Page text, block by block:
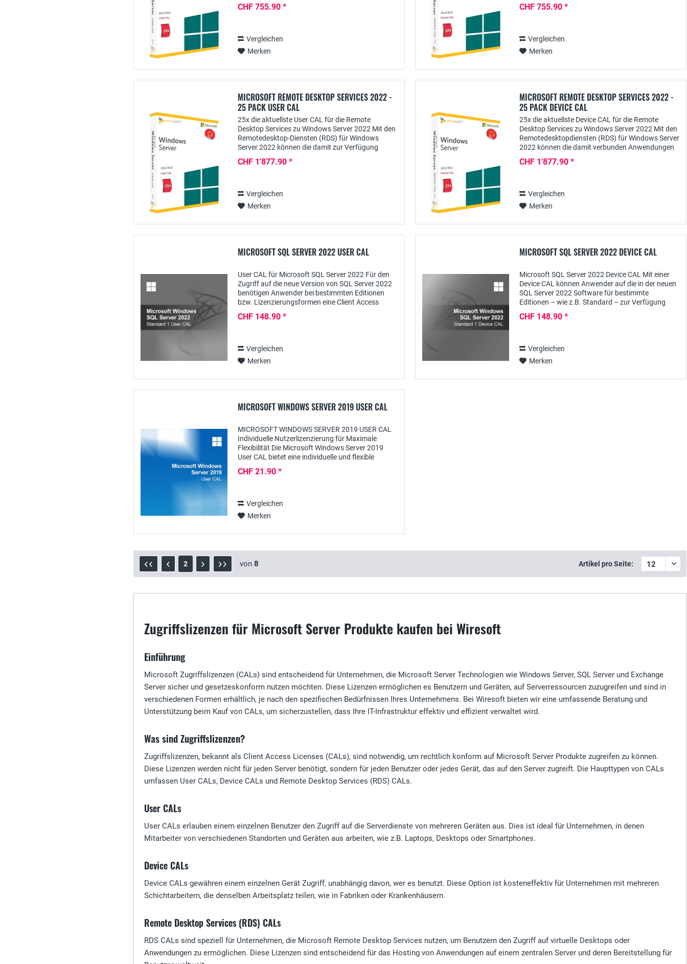
Nutzer...
CHF 755.90 *
Vergleichen
Merken
User...
CHF 755.90 *
Vergleichen
Merken
MICROSOFT REMOTE DESKTOP SERVICES 2022 -
25 PACK USER CAL
25x die aktuellste User CAL für die Remote
Desktop Services zu Windows Server 2022 Mit den
Remotedesktop-Diensten (RDS) für Windows
Server 2022 können die damit zur Verfügung
Nutzer...
CHF 1'877.90 *
Vergleichen
Merken
MICROSOFT REMOTE DESKTOP SERVICES 2022 -
25 PACK DEVICE CAL
25x die aktuellste Device CAL für die Remote
Desktop Services zu Windows Server 2022 Mit den
Remotedesktopdiensten (RDS) für Windows Server
2022 können die damit verbunden Anwendungen
User...
CHF 1'877.90 *
Vergleichen
Merken
MICROSOFT SQL SERVER 2022 USER CAL
User CAL für Microsoft SQL Server 2022 Für den
Zugriff auf die neue Version von SQL Server 2022
benötigen Anwender bei bestimmten Editionen
bzw. Lizenzierungsformen eine Client Access
einer...
CHF 148.90 *
Vergleichen
Merken
MICROSOFT SQL SERVER 2022 DEVICE CAL
Microsoft SQL Server 2022 Device CAL Mit einer
Device CAL können Anwender auf die in der neuen
SQL Server 2022 Software für bestimmte
Editionen – wie z.B. Standard – zur Verfügung
zuverlässigen...
CHF 148.90 *
Vergleichen
Merken
MICROSOFT WINDOWS SERVER 2019 USER CAL
MICROSOFT WINDOWS SERVER 2019 USER CAL
Individuelle Nutzerlizenzierung für Maximale
Flexibilität Die Microsoft Windows Server 2019
User CAL bietet eine individuelle und flexible
Größe. Im...
CHF 21.90 *
Vergleichen
Merken
2 von 8 Artikel pro Seite:
Zugriffslizenzen für Microsoft Server Produkte kaufen bei Wiresoft
Einführung
Microsoft Zugriffslizenzen (CALs) sind entscheidend für Unternehmen, die Microsoft Server Technologien wie Windows Server, SQL Server und Exchange
Server sicher und gesetzeskonform nutzen möchten. Diese Lizenzen ermöglichen es Benutzern und Geräten, auf Serverressourcen zuzugreifen und sind in
verschiedenen Formen erhältlich, je nach den spezifischen Bedürfnissen Ihres Unternehmens. Bei Wiresoft bieten wir eine umfassende Beratung und
Unterstützung beim Kauf von CALs, um sicherzustellen, dass Ihre IT-Infrastruktur effektiv und effizient verwaltet wird.
Was sind Zugriffslizenzen?
Zugriffslizenzen, bekannt als Client Access Licenses (CALs), sind notwendig, um rechtlich konform auf Microsoft Server Produkte zugreifen zu können.
Diese Lizenzen werden nicht für jeden Server benötigt, sondern für jeden Benutzer oder jedes Gerät, das auf den Server zugreift. Die Haupttypen von CALs
umfassen User CALs, Device CALs und Remote Desktop Services (RDS) CALs.
User CALs
User CALs erlauben einem einzelnen Benutzer den Zugriff auf die Serverdienste von mehreren Geräten aus. Dies ist ideal für Unternehmen, in denen
Mitarbeiter von verschiedenen Standorten und Geräten aus arbeiten, wie z.B. Laptops, Desktops oder Smartphones.
Device CALs
Device CALs gewähren einem einzelnen Gerät Zugriff, unabhängig davon, wer es benutzt. Diese Option ist kosteneffektiv für Unternehmen mit mehreren
Schichtarbeitern, die denselben Arbeitsplatz teilen, wie in Fabriken oder Krankenhäusern.
Remote Desktop Services (RDS) CALs
RDS CALs sind speziell für Unternehmen, die Microsoft Remote Desktop Services nutzen, um Benutzern den Zugriff auf virtuelle Desktops oder
Anwendungen zu ermöglichen. Diese Lizenzen sind entscheidend für das Hosting von Anwendungen auf einem zentralen Server und deren Bereitstellung für